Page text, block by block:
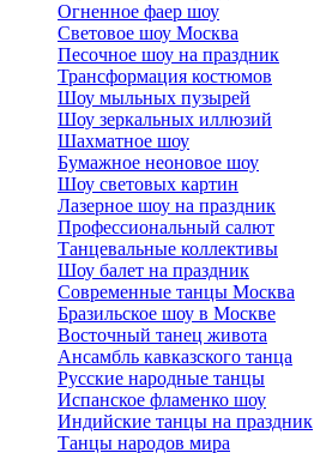
Огненное фаер шоу
Световое шоу Москва
Песочное шоу на праздник
Трансформация костюмов
Шоу мыльных пузырей
Шоу зеркальных иллюзий
Шахматное шоу
Бумажное неоновое шоу
Шоу световых картин
Лазерное шоу на праздник
Профессиональный салют
Танцевальные коллективы
Шоу балет на праздник
Современные танцы Москва
Бразильское шоу в Москве
Восточный танец живота
Ансамбль кавказского танца
Русские народные танцы
Испанское фламенко шоу
Индийские танцы на праздник
Танцы народов мира